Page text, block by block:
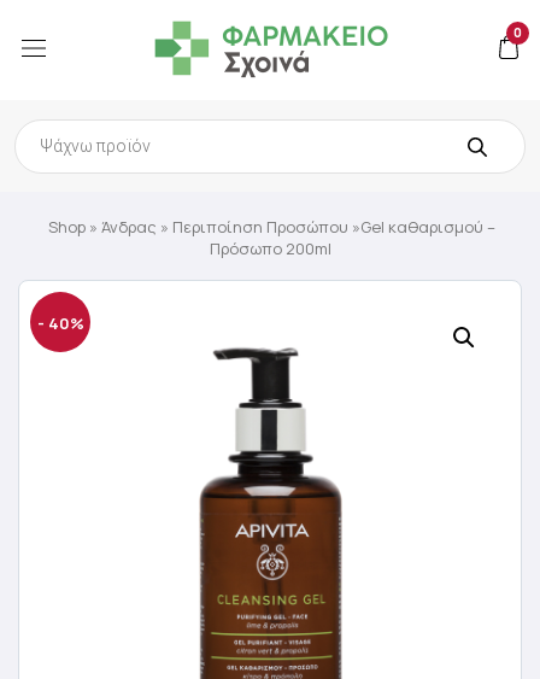
0
Products
search
Shop » Άνδρας » Περιποίηση Προσώπου »Gel καθαρισμού –
Πρόσωπο 200ml
- 40%